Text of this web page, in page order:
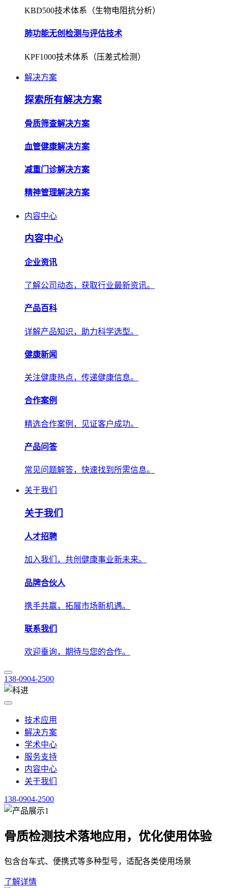
KBD500技术体系（生物电阻抗分析）
肺功能无创检测与评估技术
KPF1000技术体系（压差式检测）
解决方案
探索所有解决方案
骨质筛查解决方案
血管健康解决方案
减重门诊解决方案
精神管理解决方案
内容中心
内容中心
企业资讯
了解公司动态，获取行业最新资讯。
产品百科
详解产品知识，助力科学选型。
健康新闻
关注健康热点，传递健康信息。
合作案例
精选合作案例，见证客户成功。
产品问答
常见问题解答，快速找到所需信息。
关于我们
关于我们
人才招聘
加入我们，共创健康事业新未来。
品牌合伙人
携手共赢，拓展市场新机遇。
联系我们
欢迎垂询，期待与您的合作。
138-0904-2500
技术应用
解决方案
学术中心
服务支持
内容中心
关于我们
138-0904-2500
骨质检测技术落地应用，优化使用体验
包含台车式、便携式等多种型号，适配各类使用场景
了解详情